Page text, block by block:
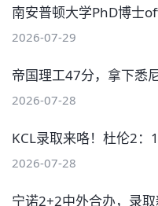
南安普顿大学PhD博士
2026-07-29
帝国理工47分，拿下悉
2026-07-28
KCL录取来咯！杜伦2
2026-07-28
宁诺2+2中外合办，录